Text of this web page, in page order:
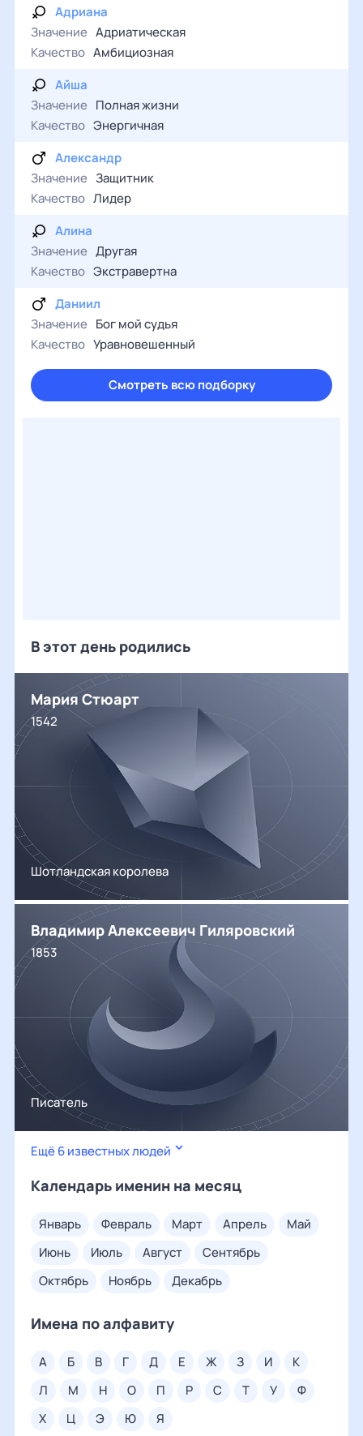
Адриана
Значение Адриатическая
Качество Амбициозная
Айша
Значение Полная жизни
Качество Энергичная
Александр
Значение Защитник
Качество Лидер
Алина
Значение Другая
Качество Экстравертна
Даниил
Значение Бог мой судья
Качество Уравновешенный
Смотреть всю подборку
В этот день родились
Мария Стюарт
1542
Шотландская королева
Владимир Алексеевич Гиляровский
1853
Писатель
Ещё 6 известных людей
Календарь именин на месяц
январь февраль март апрель
май
июнь
июль август
сентябрь
октябрь
ноябрь декабрь
Имена по алфавиту
а б в г д е ж з и
к
л
м н о п р с т у
ф
х
ц э ю я